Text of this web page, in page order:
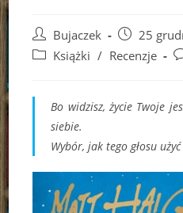
Post
author:
Bujaczek
Post
published:
25
PostKsiążki / Recenzje
Bo widzisz, życie Twoje
siebie.
Wybór, jak tego głosu